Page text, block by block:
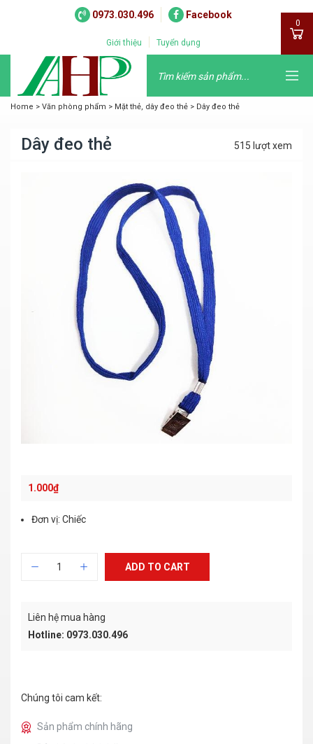
0973.030.496 Facebook
Giới thiệu Tuyển dụng
0
Home > Văn phòng phẩm > Mặt thẻ, dây đeo thẻ > Dây đeo thẻ
Dây đeo thẻ 515 lượt xem
1.000₫
Đơn vị: Chiếc
ADD TO CART
Liên hệ mua hàng
Hotline: 0973.030.496
Chúng tôi cam kết:
Sản phẩm chính hãng